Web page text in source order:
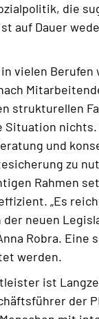
die
auf Dauer
vielen
strukturellen
nichts.
und
zu
Rahmen
„Es
neuen
Robra.
werden.
ist
der